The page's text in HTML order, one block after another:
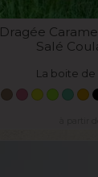
Dragée
Salé
La boite de
VOIR LE